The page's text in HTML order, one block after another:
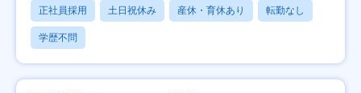
正社員採用 土日祝休み 産休・育休あり 転勤なし
学歴不問